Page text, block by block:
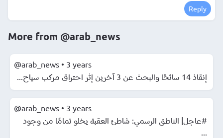
Reply
More from @arab_news
@arab_news • 3 years
إنقاذ 14 سائحًا والبحث عن 3 آخرين إثر احتراق مركب سياح...
@arab_news • 3 years
#عاجل| الناطق الرسمي: شاطئ العقبة يخلو تمامًا من وجود
...